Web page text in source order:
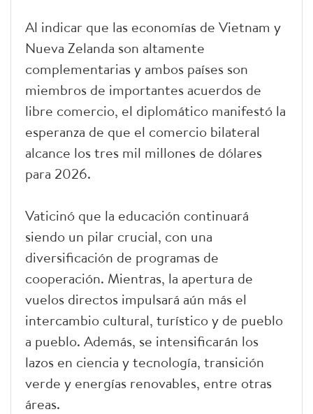
Al indicar que las economías de Vietnam y
Nueva Zelanda son altamente
complementarias y ambos países son
miembros de importantes acuerdos de
libre comercio, el diplomático manifestó la
esperanza de que el comercio bilateral
alcance los tres mil millones de dólares
para 2026.
Vaticinó que la educación continuará
siendo un pilar crucial, con una
diversificación de programas de
cooperación. Mientras, la apertura de
vuelos directos impulsará aún más el
intercambio cultural, turístico y de pueblo
a pueblo. Además, se intensificarán los
lazos en ciencia y tecnología, transición
verde y energías renovables, entre otras
áreas.